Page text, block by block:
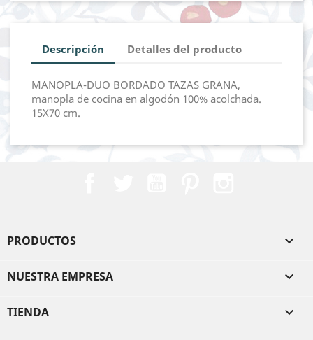
Descripción Detalles del producto
MANOPLA-DUO BORDADO TAZAS GRANA,
manopla de cocina en algodón 100% acolchada.
15X70 cm.
PRODUCTOS 
NUESTRA EMPRESA 
TIENDA 